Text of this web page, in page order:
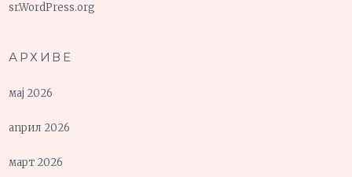
sr.WordPress.org
АРХИВЕ
мај 2026
април 2026
март 2026